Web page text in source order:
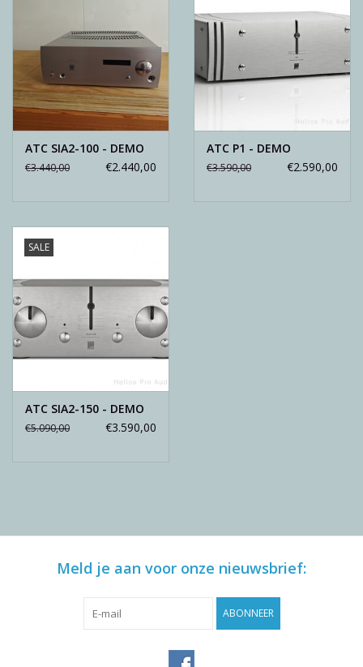
ATC SIA2-100 - DEMO
€3.440,00 €2.440,00
ATC P1 - DEMO
€3.590,00 €2.590,00
SALE
ATC SIA2-150 - DEMO
€5.090,00 €3.590,00
Meld je aan voor onze nieuwsbrief:
ABONNEER